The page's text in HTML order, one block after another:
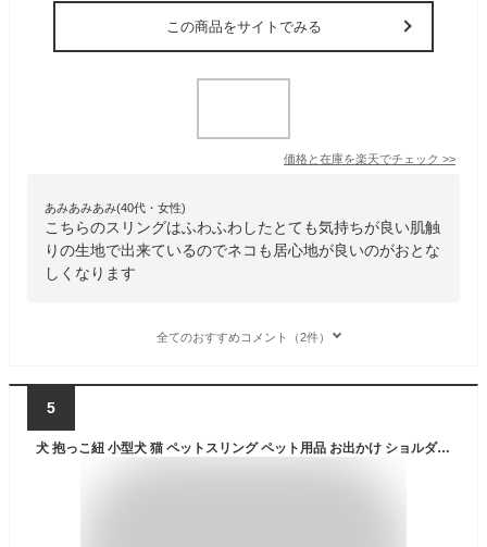
この商品をサイトでみる
価格と在庫を楽天でチェック >>
あみあみあみ(40代・女性)
こちらのスリングはふわふわしたとても気持ちが良い肌触
りの生地で出来ているのでネコも居心地が良いのがおとな
しくなります
全てのおすすめコメント（2件）
5
犬 抱っこ紐 小型犬 猫 ペットスリング ペット用品 お出かけ ショルダー 男女兼用 シンプル 飛び出し防止 ポケット 散歩 ペットバッグ スリングバッグ キャリー 斜め掛け 通院 ペット ホワイトデーギフト 父の日 母の日